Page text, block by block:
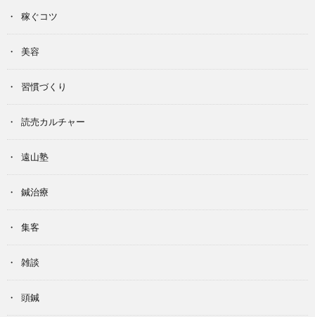
稼ぐコツ
美容
習慣づくり
読売カルチャー
遠山塾
鍼治療
集客
雑談
頭鍼